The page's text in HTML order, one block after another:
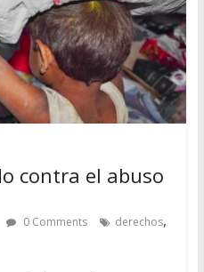
contra el abuso
0 Comments derechos,